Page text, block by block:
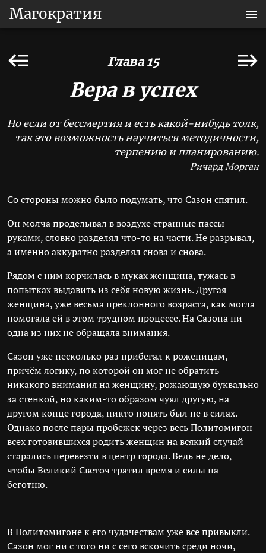
Магократия
Глава 15
Вера в успех
Но если от бессмертия и есть какой-нибудь толк,
так это возможность научиться методичности,
терпению и планированию.
Ричард Морган
Со стороны можно было подумать, что Сазон спятил.
Он молча проделывал в воздухе странные пассы
руками, словно разделял что-то на части. Не разрывал,
а именно аккуратно разделял снова и снова.
Рядом с ним корчилась в муках женщина, тужась в
попытках выдавить из себя новую жизнь. Другая
женщина, уже весьма преклонного возраста, как могла
помогала ей в этом трудном процессе. На Сазона ни
одна из них не обращала внимания.
Сазон уже несколько раз прибегал к роженицам,
причём логику, по которой он мог не обратить
никакого внимания на женщину, рожающую буквально
за стенкой, но каким-то образом чуял другую, на
другом конце города, никто понять был не в силах.
Однако после пары пробежек через весь Политомигон
всех готовившихся родить женщин на всякий случай
старались перевезти в центр города. Ведь не дело,
чтобы Великий Светоч тратил время и силы на
беготню.
В Политомигоне к его чудачествам уже все привыкли.
Сазон мог ни с того ни с сего вскочить среди ночи,